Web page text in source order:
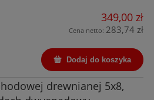
349,00 zł
Cena netto: 283,74 zł
Dodaj do koszyka
drewnianej 5x8,